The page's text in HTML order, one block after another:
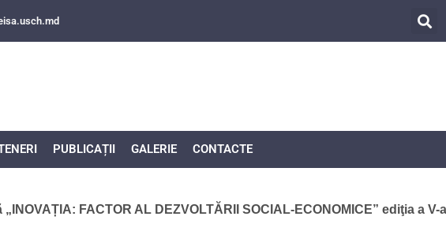
PUBLICAȚII GALERIE CONTACTE
FACTOR AL DEZVOLTĂRII SOCIAL-ECONOMICE” ediţia a V-